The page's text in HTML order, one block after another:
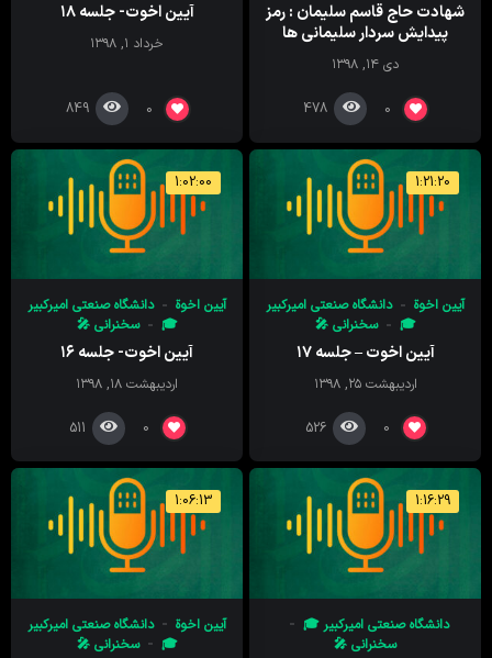
شهادت حاج قاسم سلیمان : رمز
پیدایش سردار سلیمانی ها
دی ۱۴, ۱۳۹۸
0
478
آیین اخوت- جلسه ۱۸
خرداد ۱, ۱۳۹۸
0
849
1:21:20
آیین اخوة
دانشگاه صنعتی امیرکبیر
🎓
سخنرانی 🎤
آیین اخوت – جلسه ۱۷
اردیبهشت ۲۵, ۱۳۹۸
0
526
1:02:00
آیین اخوة
دانشگاه صنعتی امیرکبیر
🎓
سخنرانی 🎤
آیین اخوت- جلسه ۱۶
اردیبهشت ۱۸, ۱۳۹۸
0
511
1:16:29
دانشگاه صنعتی امیرکبیر 🎓
سخنرانی 🎤
1:06:13
آیین اخوة
دانشگاه صنعتی امیرکبیر
🎓
سخنرانی 🎤